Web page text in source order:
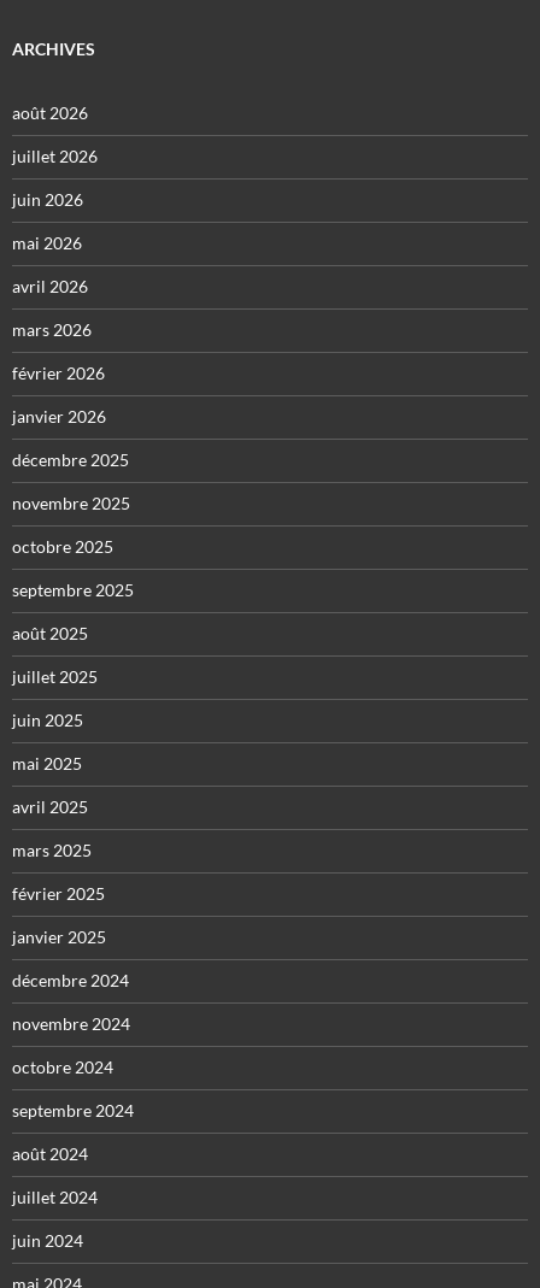
ARCHIVES
août 2026
juillet 2026
juin 2026
mai 2026
avril 2026
mars 2026
février 2026
janvier 2026
décembre 2025
novembre 2025
octobre 2025
septembre 2025
août 2025
juillet 2025
juin 2025
mai 2025
avril 2025
mars 2025
février 2025
janvier 2025
décembre 2024
novembre 2024
octobre 2024
septembre 2024
août 2024
juillet 2024
juin 2024
mai 2024